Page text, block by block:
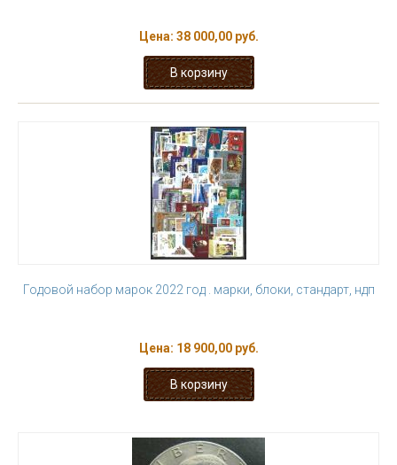
Цена: 38 000,00 руб.
Годовой набор марок 2022 год . марки, блоки, стандарт, ндп
Цена: 18 900,00 руб.